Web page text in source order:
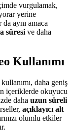
vurgulamak,
yerine
aynı amaca
süresi ve daha
Kullanımı
kullanımı, daha geniş
içeriklerde okuyucu
daha uzun süreli
açıklayıcı alt
olumlu etkiler